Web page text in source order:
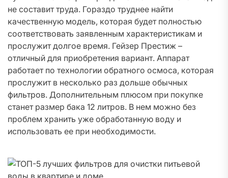
не составит труда. Гораздо труднее найти
качественную модель, которая будет полностью
соответствовать заявленным характеристикам и
прослужит долгое время. Гейзер Престиж –
отличный для приобретения вариант. Аппарат
работает по технологии обратного осмоса, которая
прослужит в несколько раз дольше обычных
фильтров. Дополнительным плюсом при покупке
станет размер бака 12 литров. В нем можно без
проблем хранить уже обработанную воду и
использовать ее при необходимости.